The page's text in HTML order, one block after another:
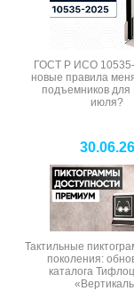
ГОСТ Р ИСО 10535-
новые правила
подъемников для
июля?
30.06.26
Тактильные
поколения:
каталога